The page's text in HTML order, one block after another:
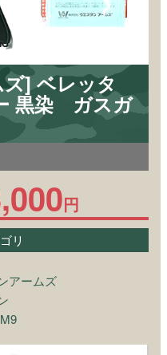
] ベレッタ
黒染 ガスガ
円
リ
アームズ